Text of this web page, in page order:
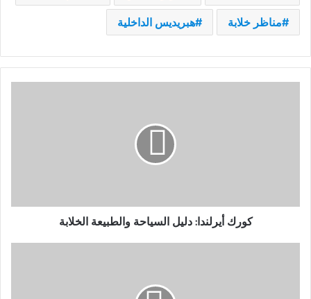
مناظر خلابة هبريديس الداخلية
كورك أيرلندا: دليل السياحة والطبيعة الخلابة